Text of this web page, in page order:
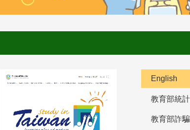
English
教育部統
教育部詐